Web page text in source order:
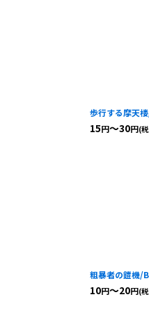
歩行する摩天
15円～30円(
粗暴者の鎧機
10円～20円(